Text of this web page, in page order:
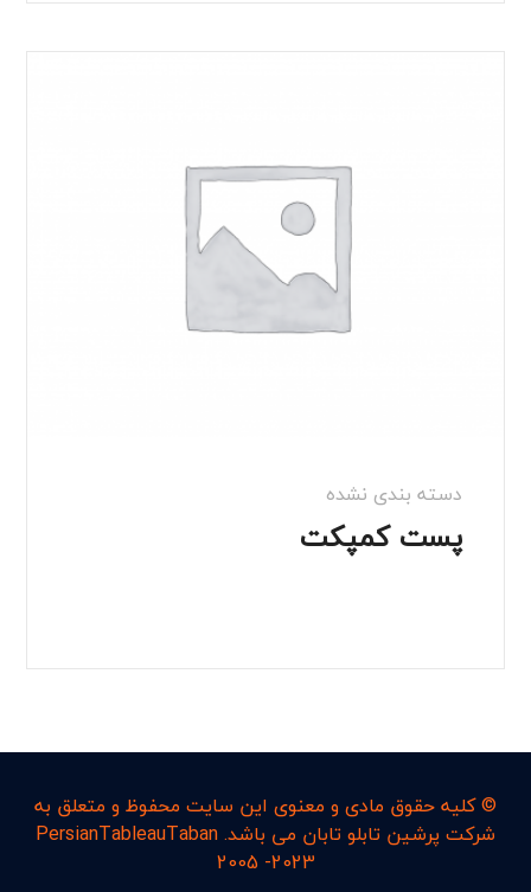
دسته بندی نشده
پست کمپکت
© کليه حقوق مادی و معنوی اين سايت محفوظ و متعلق به
شرکت پرشین تابلو تابان می باشد. PersianTableauTaban
2005 -2023